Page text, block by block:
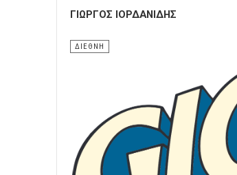
ΓΙΏΡΓΟΣ ΙΟΡΔΑΝΊΔΗΣ
ΔΙΕΘΝΗ